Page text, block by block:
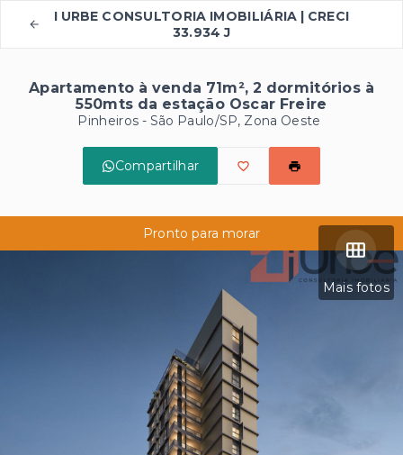
I URBE CONSULTORIA IMOBILIÁRIA | CRECI
33.934 J
Apartamento à venda 71m², 2 dormitórios à
550mts da estação Oscar Freire
Pinheiros - São Paulo/SP, Zona Oeste
Compartilhar
Mais fotos
Pronto para morar